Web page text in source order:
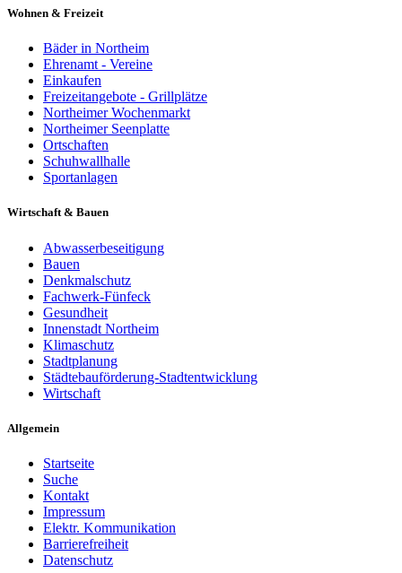
Wohnen & Freizeit
Bäder in Northeim
Ehrenamt - Vereine
Einkaufen
Freizeitangebote - Grillplätze
Northeimer Wochenmarkt
Northeimer Seenplatte
Ortschaften
Schuhwallhalle
Sportanlagen
Wirtschaft & Bauen
Abwasserbeseitigung
Bauen
Denkmalschutz
Fachwerk-Fünfeck
Gesundheit
Innenstadt Northeim
Klimaschutz
Stadtplanung
Städtebauförderung-Stadtentwicklung
Wirtschaft
Allgemein
Startseite
Suche
Kontakt
Impressum
Elektr. Kommunikation
Barrierefreiheit
Datenschutz